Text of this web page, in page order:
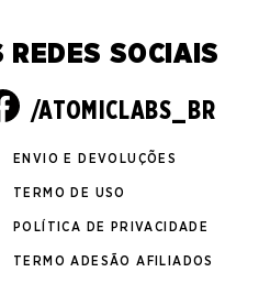
SOCIAIS
/ATOMICLABS_BR
ENVIO E DEVOLUÇÕES
TERMO DE USO
POLÍTICA DE PRIVACIDADE
TERMO ADESÃO AFILIADOS